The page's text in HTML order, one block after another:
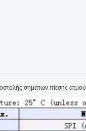
σημάτων πίεσης ατμού